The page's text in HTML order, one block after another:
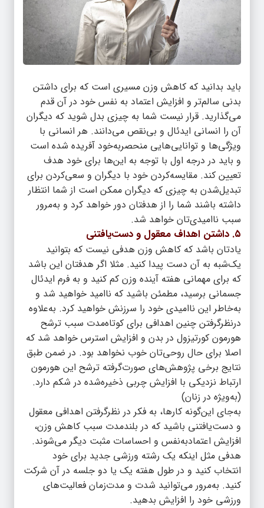
باید بدانید که کاهش وزن مسیری است که برای داشتن
بدنی سالم‌تر و افزایش اعتماد به نفس خود در آن قدم
می‌گذارید. قرار نیست شما به چیزی بدل شوید که دیگران
آن را انسانی ایدئال و بی‌نقص می‌دانند. هر انسانی با
ویژگی‌ها و توانایی‌هایی منحصربه‌خود آفریده شده است
و باید در درجه اول با توجه به این‌ها برای خود هدف
تعیین کند. مقایسه‌کردن خود با دیگران و سعی‌کردن برای
تبدیل‌شدن به چیزی که دیگران ممکن است از شما انتظار
داشته باشند شما را از هدفتان دور خواهد کرد و به‌مرور
سبب ناامیدی‌تان خواهد شد.
۵. داشتن اهداف معقول و دست‌یافتنی
یادتان باشد که کاهش وزن هدفی نیست که بتوانید
یک‌شبه به آن دست پیدا کنید. مثلا اگر هدفتان این باشد
که برای مهمانی‌ هفته آینده وزن کم کنید و به فرم ایدئال
جسمانی برسید، مطمئن باشید که ناامید خواهید شد و
به‌خاطر این ناامیدی خود را سرزنش خواهید کرد. به‌علاوه
درنظرگرفتن چنین اهدافی برای کوتاه‌مدت سبب ترشح
هورمون کورتیزول در بدن و افزایش استرس خواهد شد که
اصلا برای حال روحی‌تان خوب نخواهد بود. در ضمن طبق
نتایج برخی پژوهش‌های صورت‌گرفته ترشح این هورمون
ارتباط نزدیکی با افزایش چربی ذخیره‌شده در شکم دارد.
(به‌ویژه در زنان)
به‌جای این‌گونه کارها، به فکر در نظرگرفتن اهدافی معقول
و دست‌یافتنی باشید که در بلندمدت سبب کاهش وزن،
افزایش اعتمادبه‌نفس و احساسات مثبت دیگر می‌شوند.
هدفی مثل اینکه یک رشته ورزشی جدید برای خود
انتخاب کنید و در طول هفته یک یا دو جلسه در آن شرکت
کنید. به‌مرور می‌توانید شدت و مدت‌زمان فعالیت‌های
ورزشی خود را افزایش بدهید.